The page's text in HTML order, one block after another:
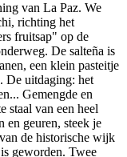
van La Paz. We
richting het
fruitsap" op de
De salteña is
een klein pasteitje
De uitdaging: het
Gemengde en
staal van een heel
en geuren, steek je
de historische wijk
geworden. Twee